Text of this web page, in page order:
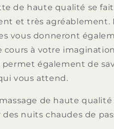
de haute qualité se fait
et très agréablement.
vous donneront
cours à votre
permet également de
vous attend.
de haute qualité
nuits chaudes de